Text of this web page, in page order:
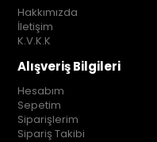
Hakkımızda
İletişim
K.V.K.K
Alışveriş Bilgileri
Hesabım
Sepetim
Siparişlerim
Sipariş Takibi